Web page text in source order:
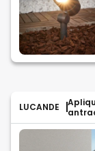
LUCANDE